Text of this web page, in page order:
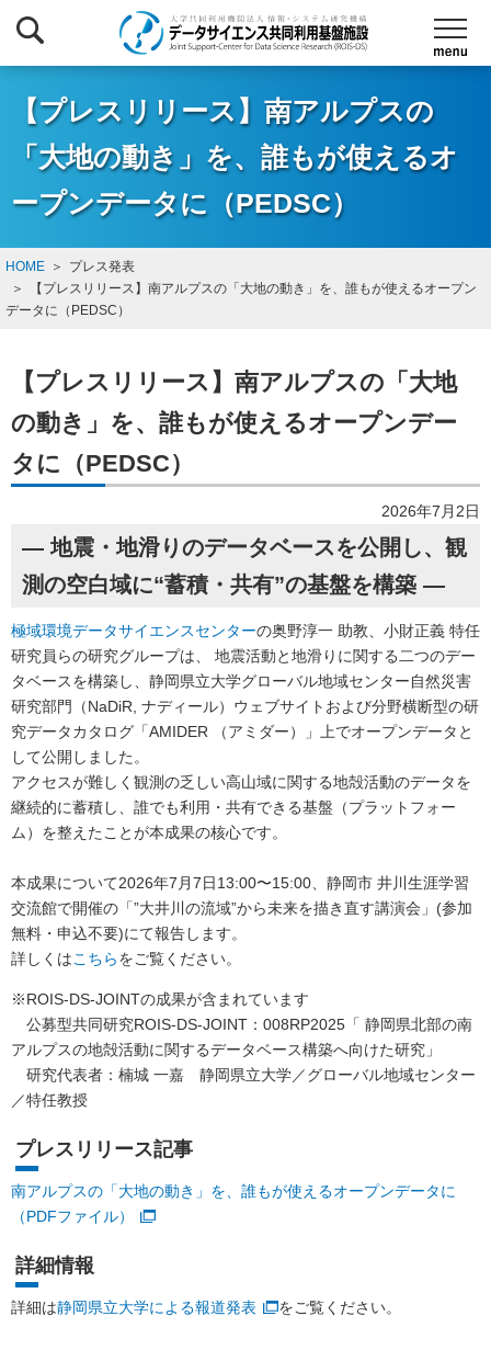
【プレスリリース】南アルプスの
「大地の動き」を、誰もが使えるオ
ープンデータに（PEDSC）
HOME
プレス発表
【プレスリリース】南アルプスの「大地の動き」を、誰もが使えるオープン
データに（PEDSC）
【プレスリリース】南アルプスの「大地
の動き」を、誰もが使えるオープンデー
タに（PEDSC）
2026年7月2日
― 地震・地滑りのデータベースを公開し、観
測の空白域に“蓄積・共有”の基盤を構築 ―
極域環境データサイエンスセンターの奥野淳一 助教、小財正義 特任
研究員らの研究グループは、 地震活動と地滑りに関する二つのデー
タベースを構築し、静岡県立大学グローバル地域センター自然災害
研究部門（NaDiR, ナディール）ウェブサイトおよび分野横断型の研
究データカタログ「AMIDER （アミダー）」上でオープンデータと
して公開しました。
アクセスが難しく観測の乏しい高山域に関する地殻活動のデータを
継続的に蓄積し、誰でも利用・共有できる基盤（プラットフォー
ム）を整えたことが本成果の核心です。
本成果について2026年7月7日13:00〜15:00、静岡市 井川生涯学習
交流館で開催の「”大井川の流域”から未来を描き直す講演会」(参加
無料・申込不要)にて報告します。
詳しくはこちらをご覧ください。
※ROIS-DS-JOINTの成果が含まれています
公募型共同研究ROIS-DS-JOINT：008RP2025「 静岡県北部の南
アルプスの地殻活動に関するデータベース構築へ向けた研究」
研究代表者：楠城 一嘉 静岡県立大学／グローバル地域センター
／特任教授
プレスリリース記事
南アルプスの「大地の動き」を、誰もが使えるオープンデータに
（PDFファイル）
詳細情報
詳細は静岡県立大学による報道発表 をご覧ください。